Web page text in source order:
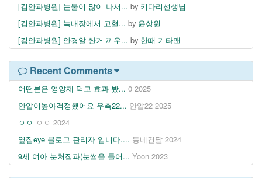
[김안과병원] 눈물이 많이 나서... by 키다리선생님
[김안과병원] 녹내장에서 고혈... by 윤상원
[김안과병원] 안경알 싼거 끼우... by 한때 기타맨
Recent Comments
어떤분은 영양제 먹고 효과 봤... 0 2025
안압이높아걱정했어요 우측22... 안압22 2025
ㅇㅇ ㅇㅇ 2024
옆집eye 블로그 관리자 입니다.... 동네건달 2024
9세 여아 눈처짐과(눈썹을 들어... Yoon 2023